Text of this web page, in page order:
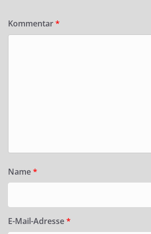
Kommentar*
Name*
E-Mail-Adresse*